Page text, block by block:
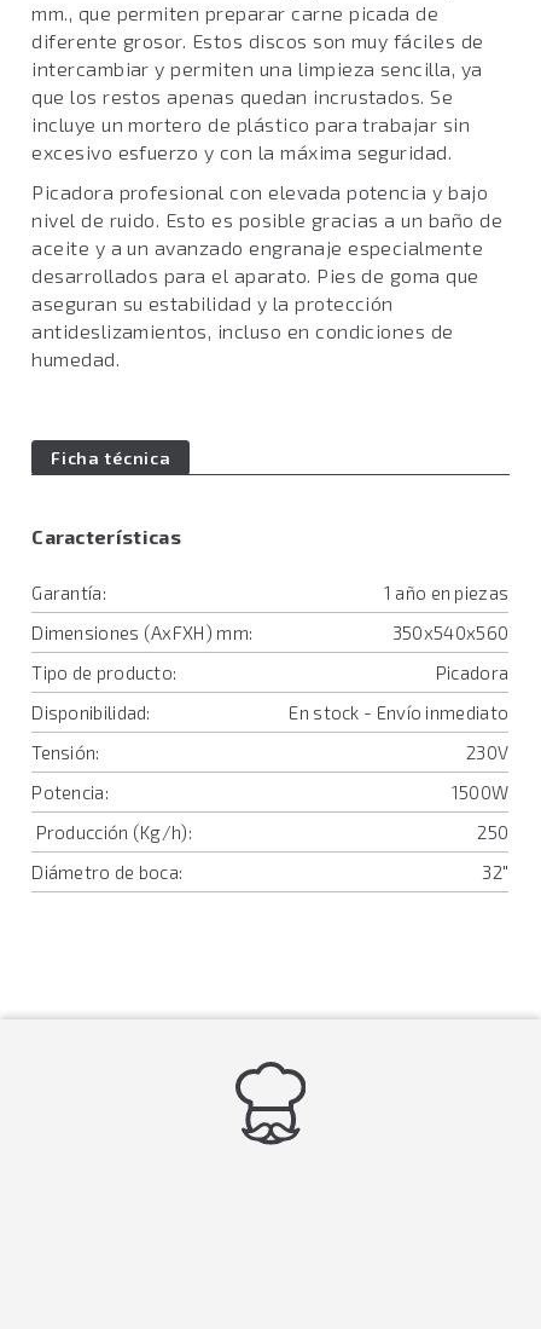
mm., que permiten preparar carne picada de
diferente grosor. Estos discos son muy fáciles de
intercambiar y permiten una limpieza sencilla, ya
que los restos apenas quedan incrustados. Se
incluye un mortero de plástico para trabajar sin
excesivo esfuerzo y con la máxima seguridad.
Picadora profesional con elevada potencia y bajo
nivel de ruido. Esto es posible gracias a un baño de
aceite y a un avanzado engranaje especialmente
desarrollados para el aparato. Pies de goma que
aseguran su estabilidad y la protección
antideslizamientos, incluso en condiciones de
humedad.
Ficha técnica
Características
Garantía:
1 año en piezas
Dimensiones (AxFXH) mm:
350x540x560
Tipo de producto:
Picadora
Disponibilidad:
En stock - Envío inmediato
Tensión:
230V
Potencia:
1500W
Producción (Kg/h):
250
Diámetro de boca:
32"